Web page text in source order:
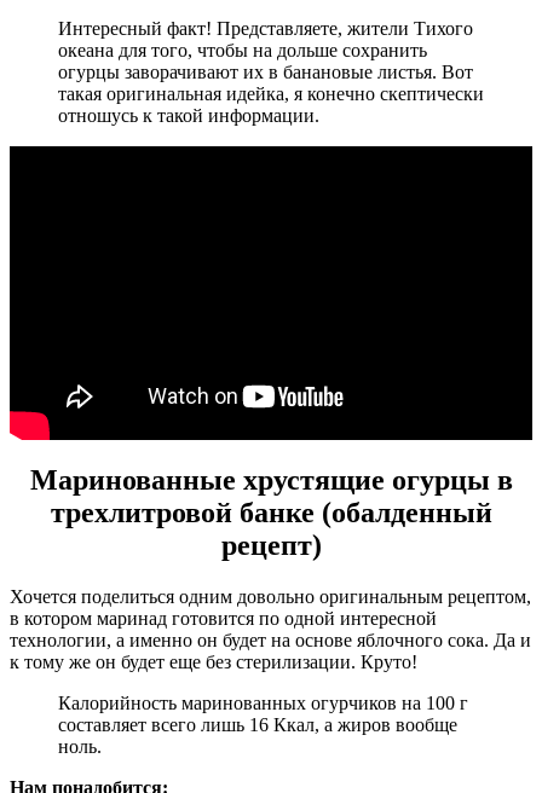
Интересный факт! Представляете, жители Тихого
океана для того, чтобы на дольше сохранить
огурцы заворачивают их в банановые листья. Вот
такая оригинальная идейка, я конечно скептически
отношусь к такой информации.
Маринованные хрустящие огурцы в
трехлитровой банке (обалденный
рецепт)
Хочется поделиться одним довольно оригинальным рецептом,
в котором маринад готовится по одной интересной
технологии, а именно он будет на основе яблочного сока. Да и
к тому же он будет еще без стерилизации. Круто!
Калорийность маринованных огурчиков на 100 г
составляет всего лишь 16 Ккал, а жиров вообще
ноль.
Нам понадобится: